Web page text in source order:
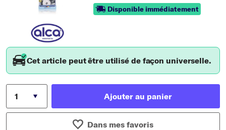
Disponible immédiatement
Cet article peut être utilisé de façon universelle.
Ajouter au panier
Dans mes favoris